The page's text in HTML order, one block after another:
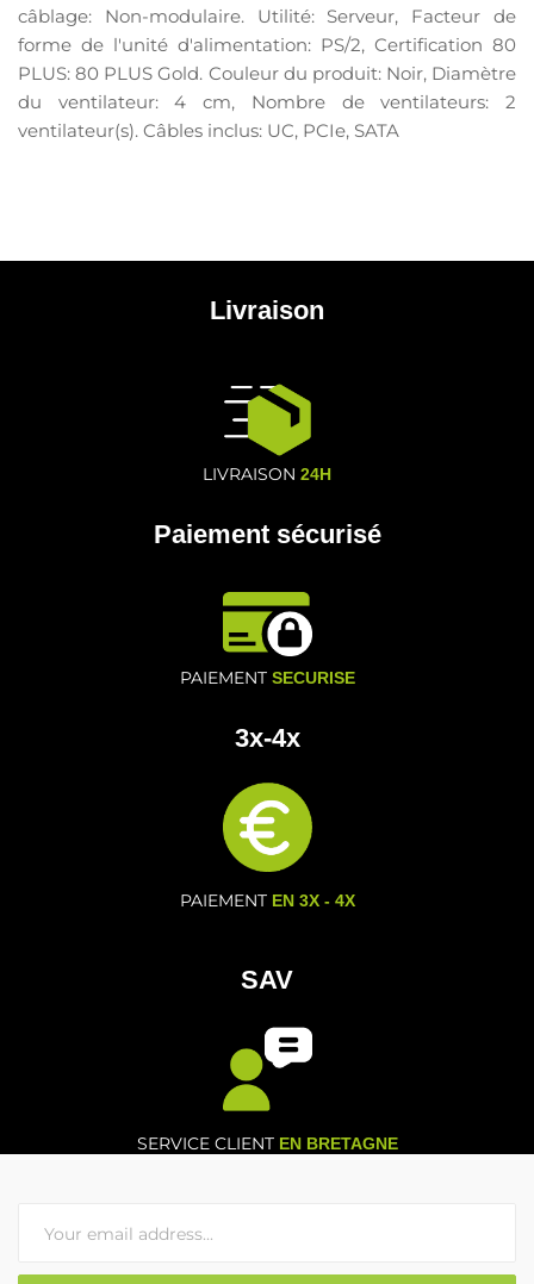
câblage: Non-modulaire. Utilité: Serveur, Facteur de
forme de l'unité d'alimentation: PS/2, Certification 80
PLUS: 80 PLUS Gold. Couleur du produit: Noir, Diamètre
du ventilateur: 4 cm, Nombre de ventilateurs: 2
ventilateur(s). Câbles inclus: UC, PCIe, SATA
Livraison
LIVRAISON 24H
Paiement sécurisé
PAIEMENT SECURISE
3x-4x
PAIEMENT EN 3X - 4X
SAV
SERVICE CLIENT EN BRETAGNE